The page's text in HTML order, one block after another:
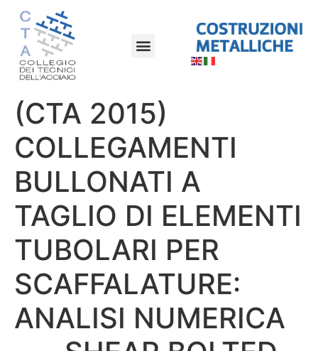
(CTA 2015)
COLLEGAMENTI
BULLONATI A
TAGLIO DI ELEMENTI
TUBOLARI PER
SCAFFALATURE:
ANALISI NUMERICA